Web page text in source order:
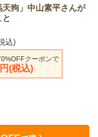
天狗」中山素平さんが
込)
クーポンで
(税込)